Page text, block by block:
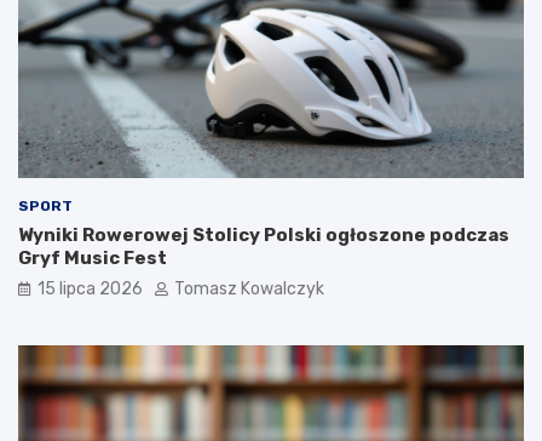
SPORT
Wyniki Rowerowej Stolicy Polski ogłoszone podczas
Gryf Music Fest
15 lipca 2026 Tomasz Kowalczyk